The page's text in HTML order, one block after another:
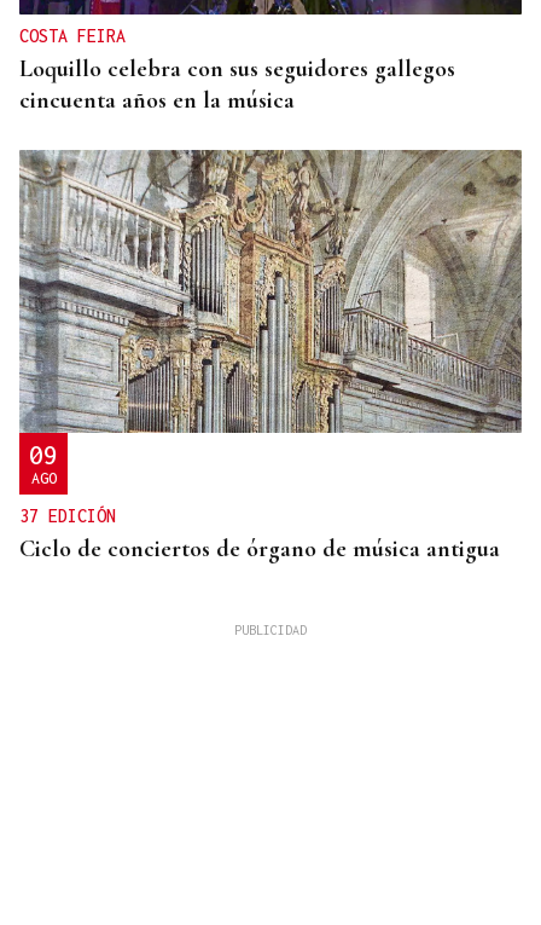
COSTA FEIRA
Loquillo celebra con sus seguidores gallegos
cincuenta años en la música
09
AGO
37 EDICIÓN
Ciclo de conciertos de órgano de música antigua